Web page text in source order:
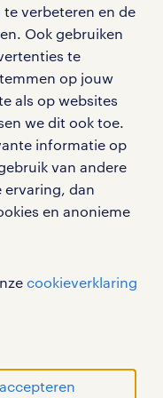
verbeteren en de
Ook gebruiken
te
op jouw
als op websites
we dit ook toe.
informatie op
van andere
ervaring, dan
en anonieme
cookieverklaring
SHAPING THE